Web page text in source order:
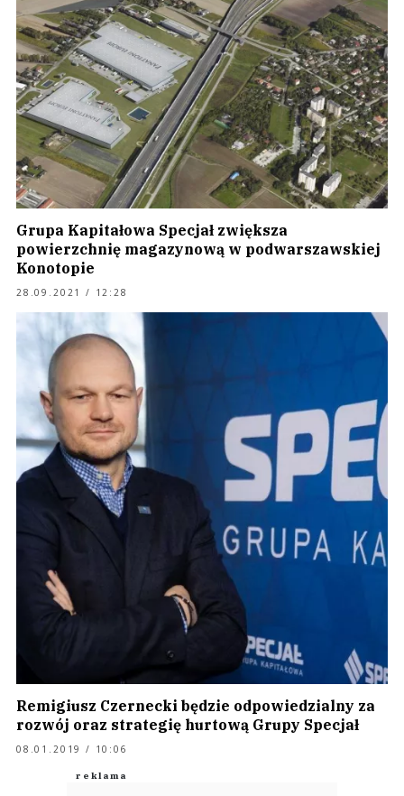
Grupa Kapitałowa Specjał zwiększa
powierzchnię magazynową w podwarszawskiej
Konotopie
28.09.2021 / 12:28
Remigiusz Czernecki będzie odpowiedzialny za
rozwój oraz strategię hurtową Grupy Specjał
08.01.2019 / 10:06